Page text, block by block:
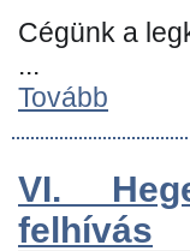
Cégünk a
...
Tovább
VI.
felhívás